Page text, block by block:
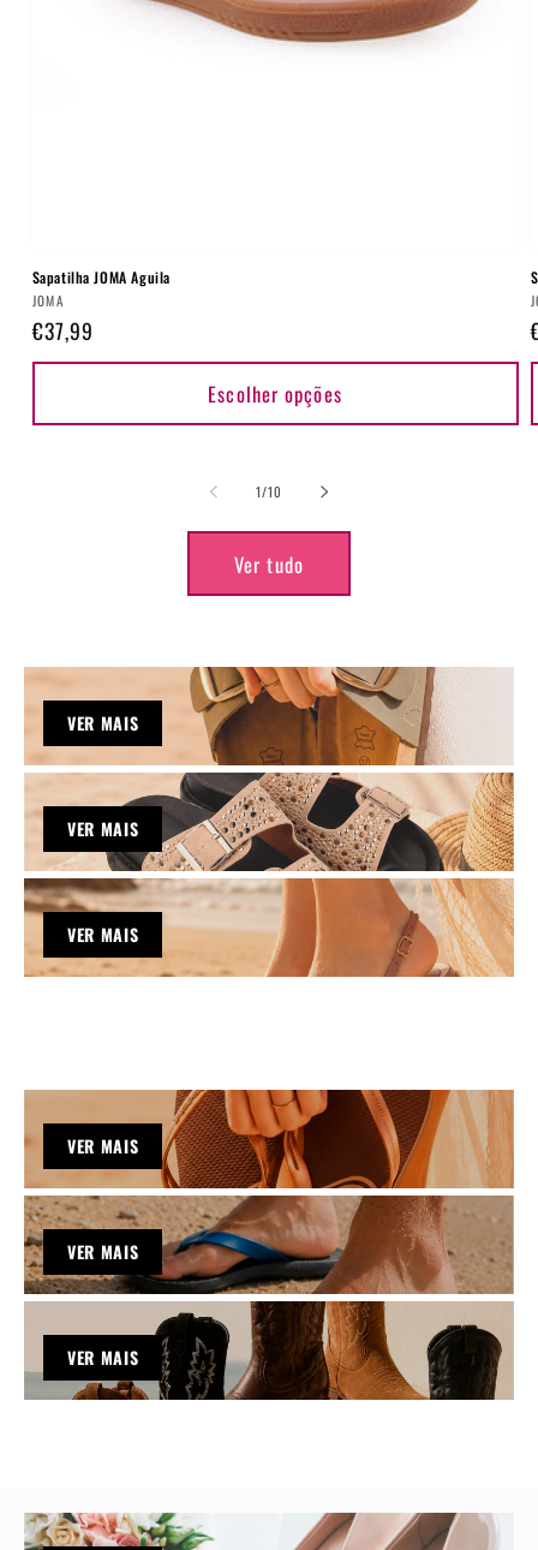
Sapatilha JOMA Aguila
Fornecedor:
JOMA
Preço
normal
€37,99
Escolher opções
1/de
10
Ver tudo
VER MAIS
VER MAIS
VER MAIS
VER MAIS
VER MAIS
VER MAIS